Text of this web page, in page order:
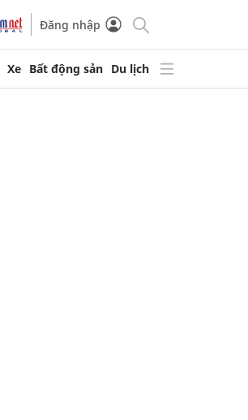
Đăng nhập
Xe Bất động sản Du lịch